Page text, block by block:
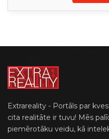
Extrareality - Portāls par
cita realitāte ir tuvu! Mēs
piemērotāku veidu, kā